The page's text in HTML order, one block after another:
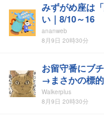
みずがめ座は
い｜8/10～16
ananweb
8月9日 20時30分
お留守番にブ
→まさかの標
に聞く】
Walkerplus
8月9日 20時30分